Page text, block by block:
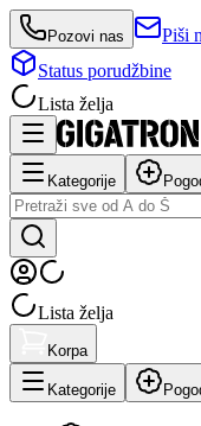
Pozovi nas
Piši
Status porudžbine
Lista želja
Kategorije
Lista želja
Korpa
Kategorije